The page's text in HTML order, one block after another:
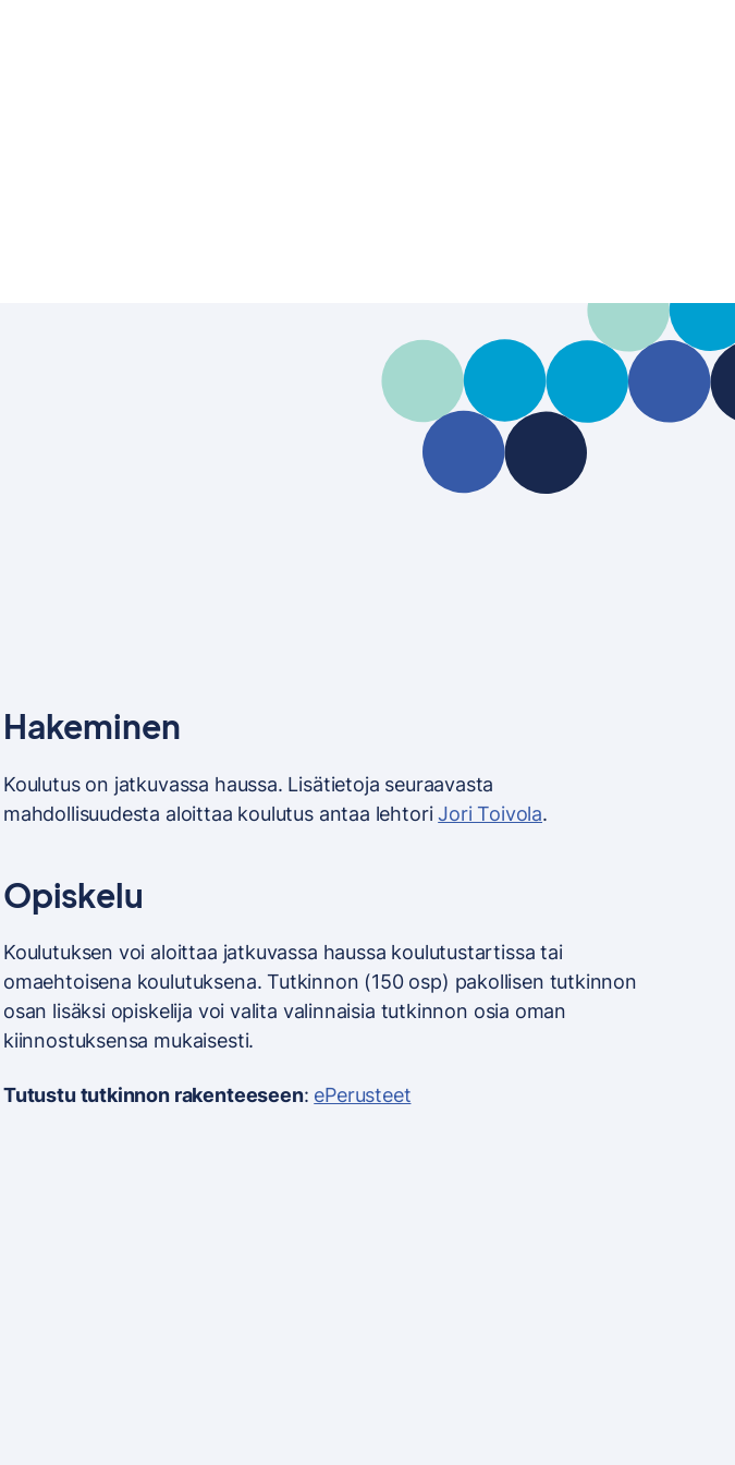
Hakeminen
Koulutus on jatkuvassa haussa. Lisätietoja seuraavasta
mahdollisuudesta aloittaa koulutus antaa lehtoriJori Toivola.
Opiskelu
Koulutuksen voi aloittaa jatkuvassa haussa koulutustartissa tai
omaehtoisena koulutuksena. Tutkinnon (150 osp) pakollisen tutkinnon
osan lisäksi opiskelija voi valita valinnaisia tutkinnon osia oman
kiinnostuksensa mukaisesti.
Tutustu tutkinnon rakenteeseen: ePerusteet